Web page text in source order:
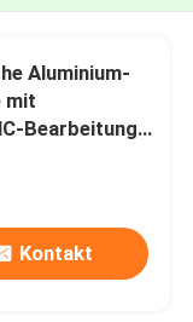
Aluminium-
mit
Bearbeitung
Kontakt